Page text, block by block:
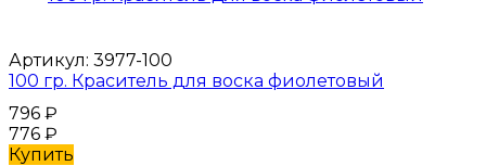
Артикул: 3977-100
100 гр. Краситель для воска фиолетовый
796 ₽
776 ₽
Купить